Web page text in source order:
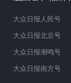
大众日报人民号
大众日报北京号
大众日报潮鸣号
大众日报南方号